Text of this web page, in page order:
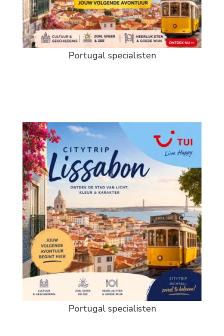
Portugal specialisten
Portugal specialisten